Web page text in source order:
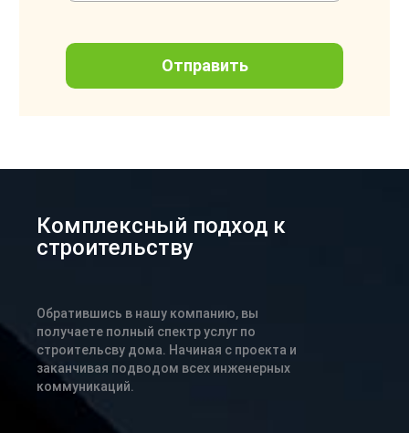
Комплексный подход к
строительству
Обратившись в нашу компанию, вы
получаете полный спектр услуг по
строительсву дома. Начиная с проекта и
заканчивая подводом всех инженерных
коммуникаций.